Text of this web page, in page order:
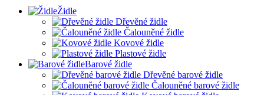
Židle
Dřevěné židle
Čalouněné židle
Kovové židle
Plastové židle
Barové židle
Dřevěné barové židle
Čalouněné barové židle